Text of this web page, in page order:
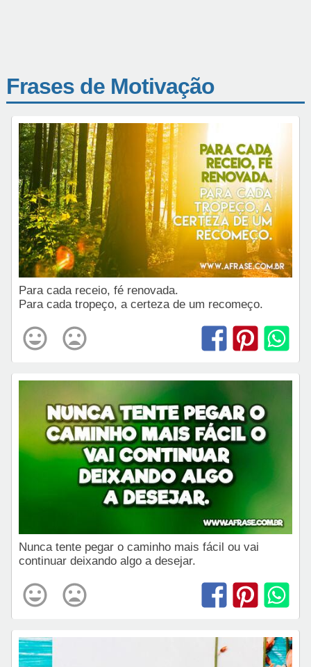
Frases de Motivação
Para cada receio, fé renovada.
Para cada tropeço, a certeza de um recomeço.
Nunca tente pegar o caminho mais fácil ou vai
continuar deixando algo a desejar.